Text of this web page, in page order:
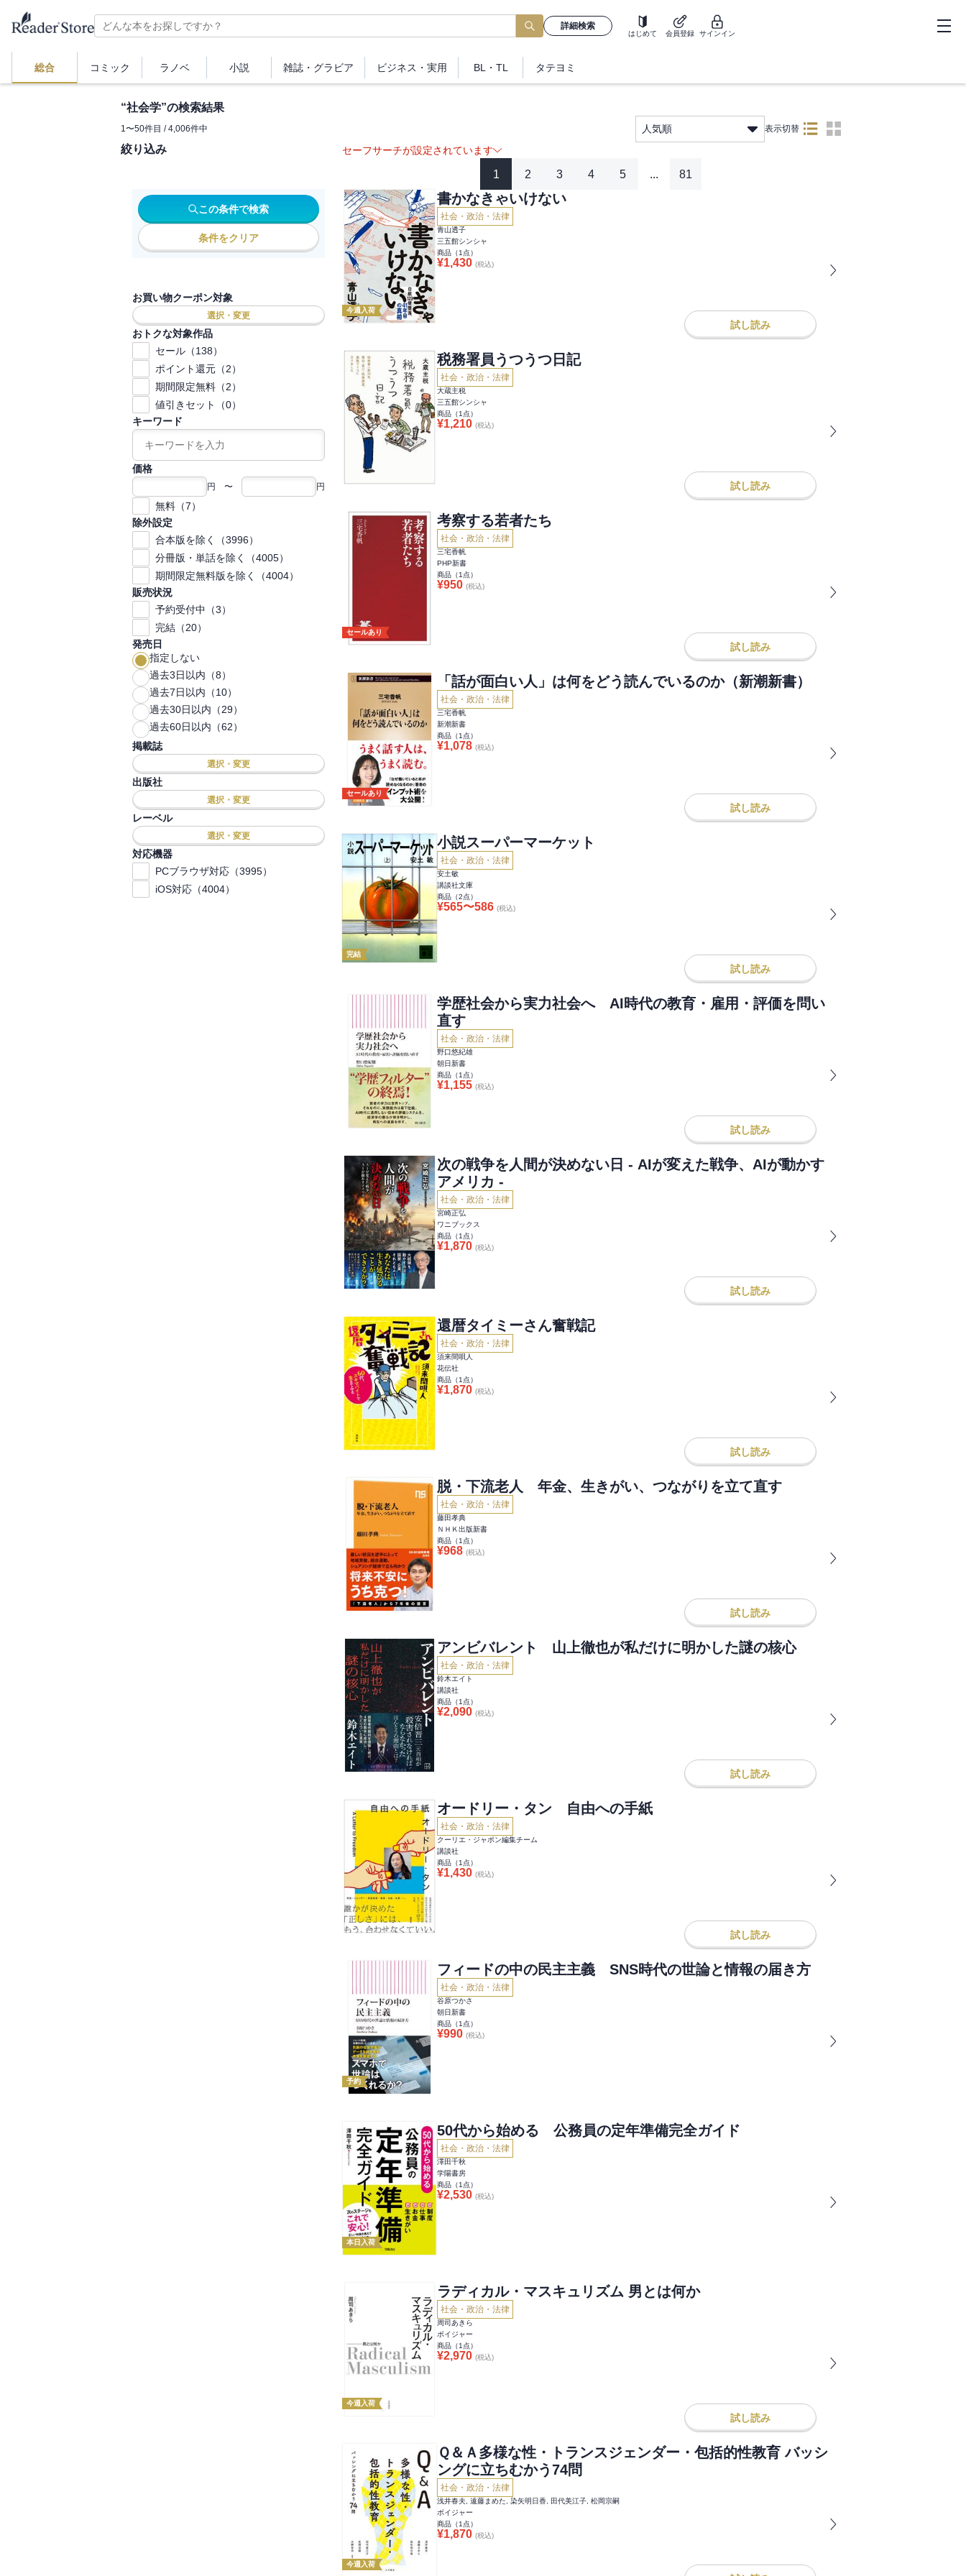
詳細検索
はじめて 会員登録 サインイン
総合 コミック ラノベ 小説 雑誌・ グラビア ビジネス ・実用 BL・TL タテヨミ
“社会学”の検索結果
1〜50件目 / 4,006件中 人気順 表示切替
絞り込み
この条件で検索
条件をクリア
お買い物クーポン対象
選択・変更
おトクな対象作品
セール（138）
ポイント還元（2）
期間限定無料（2）
値引きセット（0）
キーワード
価格
円 〜 円
無料（7）
除外設定
合本版を除く（3996）
分冊版・単話を除く（4005）
期間限定無料版を除く（4004）
販売状況
予約受付中（3）
完結（20）
発売日
指定しない
過去3日以内（8）
過去7日以内（10）
過去30日以内（29）
過去60日以内（62）
掲載誌
選択・変更
出版社
選択・変更
レーベル
選択・変更
対応機器
PCブラウザ対応（3995）
iOS対応（4004）
セーフサーチが設定されています
1 2 3 4 5 ... 81
今週入荷
書かなきゃいけない
社会・政治・法律
青山透子
三五館シンシャ
商品（1 点）
¥1,430 (税込)
試し読み
税務署員うつうつ日記
社会・政治・法律
大蔵主税
三五館シンシャ
商品（1 点）
¥1,210 (税込)
試し読み
セールあり
考察する若者たち
社会・政治・法律
三宅香帆
PHP新書
商品（1 点）
¥950 (税込)
試し読み
セールあり
「話が面白い人」は何をどう読んでいるのか（新潮新書）
社会・政治・法律
三宅香帆
新潮新書
商品（1 点）
¥1,078 (税込)
試し読み
完結
小説スーパーマーケット
社会・政治・法律
安土敏
講談社文庫
商品（2点）
¥565〜586 (税込)
試し読み
学歴社会から実力社会へ AI時代の教育・雇用・評価を問い
直す
社会・政治・法律
野口悠紀雄
朝日新書
商品（1 点）
¥1,155 (税込)
試し読み
次の戦争を人間が決めない日 - AIが変えた戦争、AIが動かす
アメリカ -
社会・政治・法律
宮崎正弘
ワニブックス
商品（1 点）
¥1,870 (税込)
試し読み
還暦タイミーさん奮戦記
社会・政治・法律
須来間唄人
花伝社
商品（1 点）
¥1,870 (税込)
試し読み
脱・下流老人 年金、生きがい、つながりを立て直す
社会・政治・法律
藤田孝典
ＮＨＫ出版新書
商品（1 点）
¥968 (税込)
試し読み
アンビバレント 山上徹也が私だけに明かした謎の核心
社会・政治・法律
鈴木エイト
講談社
商品（1 点）
¥2,090 (税込)
試し読み
オードリー・タン 自由への手紙
社会・政治・法律
クーリエ・ジャポン編集チーム
講談社
商品（1 点）
¥1,430 (税込)
試し読み
予約
フィードの中の民主主義 SNS時代の世論と情報の届き方
社会・政治・法律
谷原つかさ
朝日新書
商品（1 点）
¥990 (税込)
本日入荷
50代から始める 公務員の定年準備完全ガイド
社会・政治・法律
澤田千秋
学陽書房
商品（1 点）
¥2,530 (税込)
今週入荷
ラディカル・マスキュリズム 男とは何か
社会・政治・法律
周司あきら
ボイジャー
商品（1 点）
¥2,970 (税込)
試し読み
今週入荷
Ｑ＆Ａ多様な性・トランスジェンダー・包括的性教育 バッシ
ングに立ちむかう74問
社会・政治・法律
浅井春夫, 遠藤まめた, 染矢明日香, 田代美江子, 松岡宗嗣
ボイジャー
商品（1 点）
¥1,870 (税込)